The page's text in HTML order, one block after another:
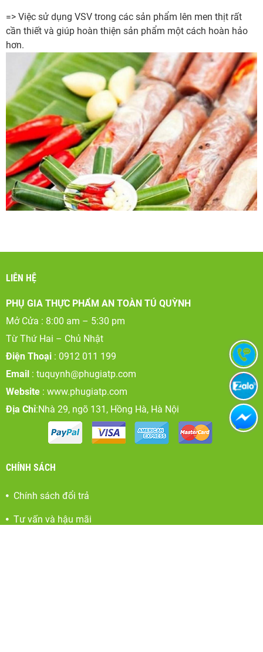
=> Việc sử dụng VSV trong các sản phẩm lên men thịt rất
cần thiết và giúp hoàn thiện sản phẩm một cách hoàn hảo
hơn.
LIÊN HỆ
PHỤ GIA THỰC PHẨM AN TOÀN TÚ QUỲNH
Mở Cửa : 8:00 am – 5:30 pm
Từ Thứ Hai – Chủ Nhật
Điện Thoại : 0912 011 199
Email : tuquynh@phugiatp.com
Website : www.phugiatp.com
Địa Chỉ:Nhà 29, ngõ 131, Hồng Hà, Hà Nội
CHÍNH SÁCH
Chính sách đổi trả
Tư vấn và hậu mãi